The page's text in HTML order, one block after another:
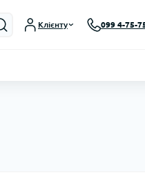
Клієнту 099 4-75-